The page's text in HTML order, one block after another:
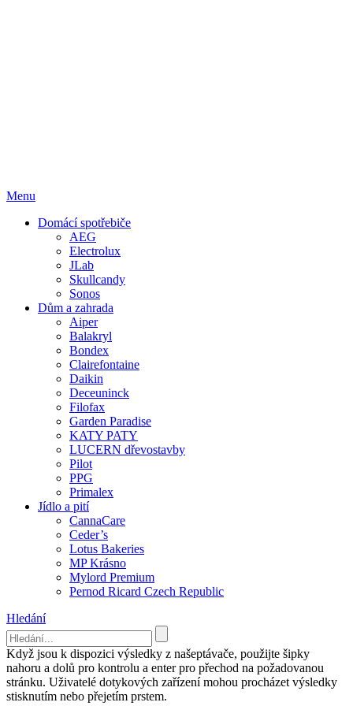
Menu
Domácí spotřebiče
AEG
Electrolux
JLab
Skullcandy
Sonos
Dům a zahrada
Aiper
Balakryl
Bondex
Clairefontaine
Daikin
Deceuninck
Filofax
Garden Paradise
KATY PATY
LUCERN dřevostavby
Pilot
PPG
Primalex
Jídlo a pití
CannaCare
Ceder’s
Lotus Bakeries
MP Krásno
Mylord Premium
Pernod Ricard Czech Republic
Hledání
Když jsou k dispozici výsledky z našeptávače, použijte šipky
nahoru a dolů pro kontrolu a enter pro přechod na požadovanou
stránku. Uživatelé dotykových zařízení mohou procházet výsledky
stisknutím nebo přejetím prstem.